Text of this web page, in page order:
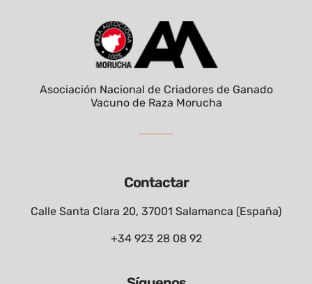
Contactar
Calle Santa Clara 20, 37001 Salamanca (España)
+34 923 28 08 92
Asociación Nacional de Criadores de Ganado
Vacuno de Raza Morucha